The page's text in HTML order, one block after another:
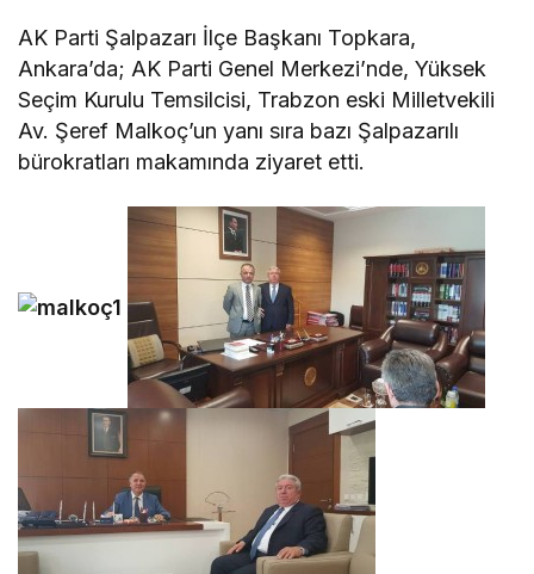
AK Parti Şalpazarı İlçe Başkanı Topkara,
Ankara’da; AK Parti Genel Merkezi’nde, Yüksek
Seçim Kurulu Temsilcisi, Trabzon eski Milletvekili
Av. Şeref Malkoç’un yanı sıra bazı Şalpazarılı
bürokratları makamında ziyaret etti.